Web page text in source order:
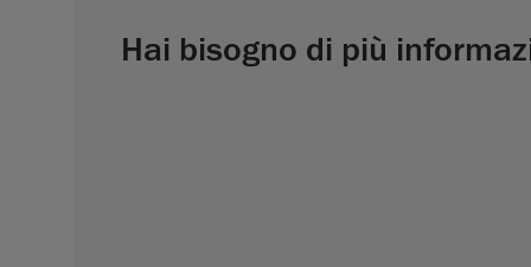
Hai bisogno di più